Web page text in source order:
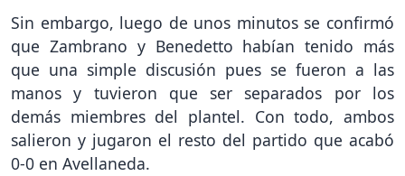
Sin embargo, luego de unos minutos se confirmó
que Zambrano y Benedetto habían tenido más
que una simple discusión pues se fueron a las
manos y tuvieron que ser separados por los
demás miembres del plantel. Con todo, ambos
salieron y jugaron el resto del partido que acabó
0-0 en Avellaneda.